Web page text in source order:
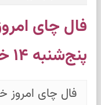
فال چای
پنج‌شنبه ۱۴ خرداد
فال چای امروز